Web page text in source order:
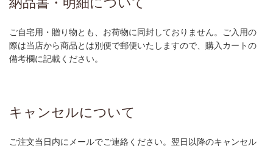
ご自宅用・贈り物とも、お荷物に同封しておりません。ご入用の
際は当店から商品とは別便で郵便いたしますので、購入カートの
備考欄に記載ください。
キャンセルについて
ご注文当日内にメールでご連絡ください。翌日以降のキャンセル